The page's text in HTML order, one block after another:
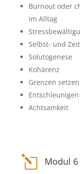
Burnout oder
im Alltag
Selbst- und
Solutogenese
Kohärenz
Grenzen setzen
Entschleunigen
Achtsamkeit
l Modul 6